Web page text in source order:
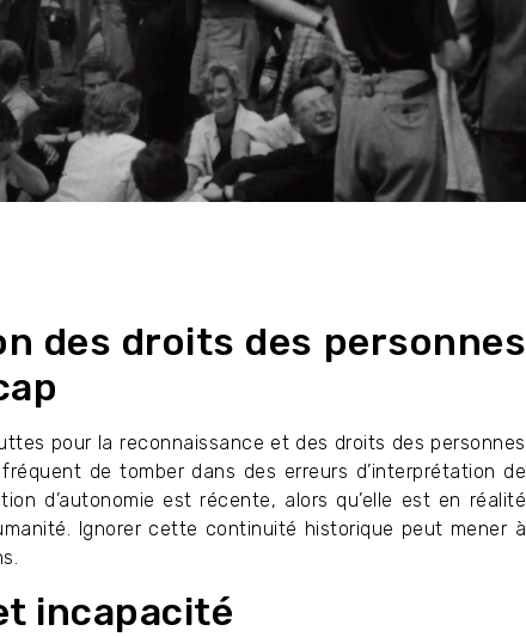
des droits des personnes
pour la reconnaissance et des droits des personnes
de tomber dans des erreurs d’interprétation de
d’autonomie est récente, alors qu’elle est en réalité
Ignorer cette continuité historique peut mener à
incapacité